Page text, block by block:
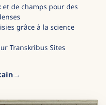
et de champs pour des
grâce à la science
Transkribus Sites